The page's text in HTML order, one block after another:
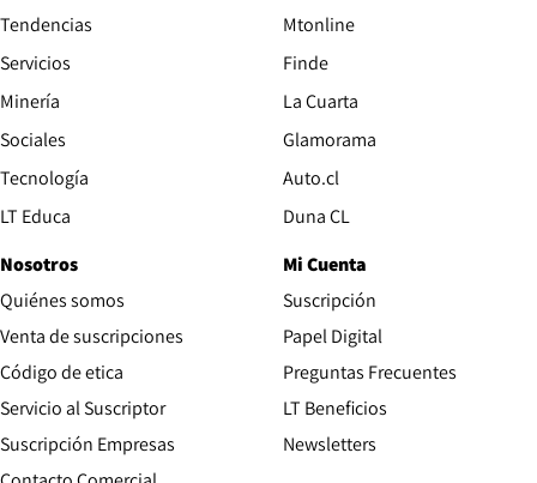
Tendencias
Servicios
Minería
Sociales
Tecnología
LT Educa
Mtonline
Finde
La Cuarta
Glamorama
Auto.cl
Duna CL
Nosotros
Quiénes somos
Venta de suscripciones
Código de etica Opens in new window
Servicio al Suscriptor
Suscripción Empresas
Mi Cuenta
Suscripción
Papel Digital
Preguntas Frecuentes
LT Beneficios
Newsletters